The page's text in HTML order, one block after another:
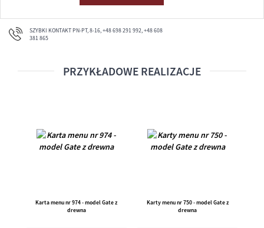
SZYBKI KONTAKT PN-PT, 8-16, +48 698 291 992, +48 608
381 865
PRZYKŁADOWE REALIZACJE
Karta menu nr 974 - model Gate z
drewna
Karty menu nr 750 - model Gate z
drewna